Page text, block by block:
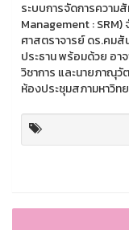
ระบบการจัดการควา
Management :
ศาสตราจารย์ ดร.คม
ประธาน พร้อมด้วย อ
วิชาการ และนายภาณุ
ห้องประชุมสภามหาวิท